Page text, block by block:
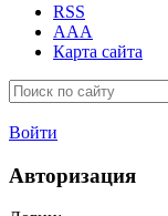
RSS
AAA
Карта сайта
Войти
Авторизация